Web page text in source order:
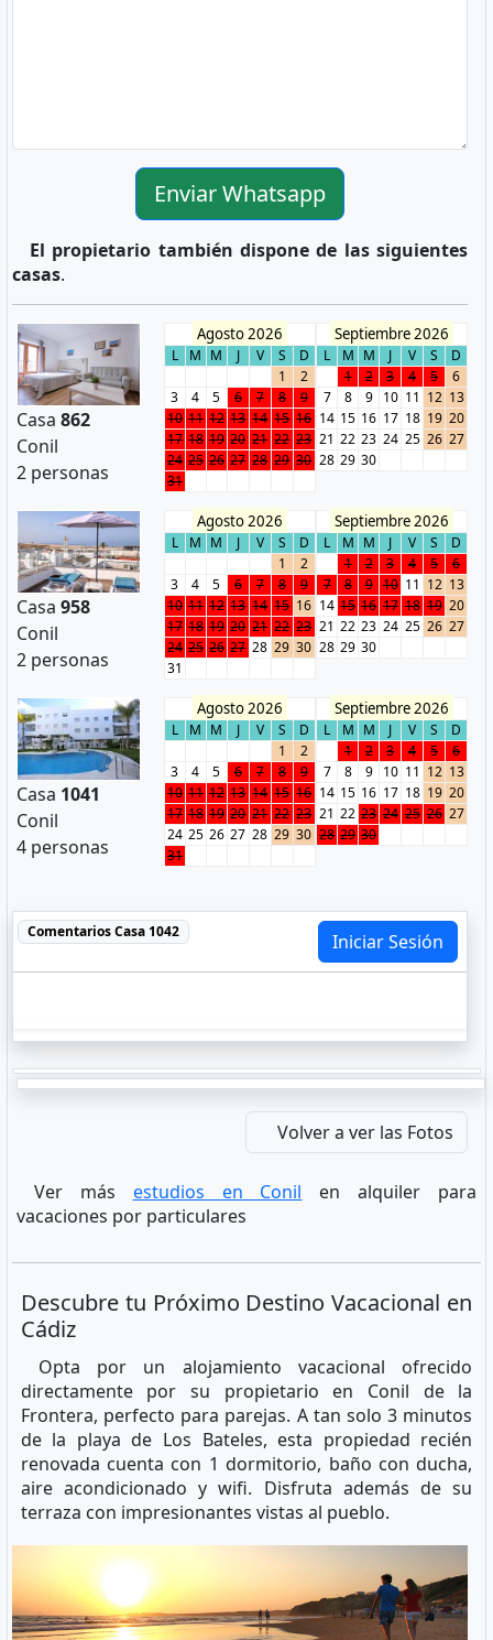
Enviar Whatsapp
El propietario también dispone de las siguientes
casas.
Casa 862
Conil
2 personas
Agosto 2026
L M M J V S
D
1
2
3
4 5 6 7 8
9
10 11 12 13 14 15 16
17 18 19 20 21 22 23
24 25 26 27 28 29 30
31
Septiembre 2026
L M M J V S
D
1
2 3 4 5
6
7
8 9 10 11 12 13
14 15 16 17 18 19 20
21 22 23 24 25 26 27
28 29 30
Casa 958
Conil
2 personas
Agosto 2026
L M M J V S
D
1
2
3
4 5 6 7 8
9
10 11 12 13 14 15 16
17 18 19 20 21 22 23
24 25 26 27 28 29 30
31
Septiembre 2026
L M M J V S
D
1
2 3 4 5
6
7
8 9 10 11 12 13
14 15 16 17 18 19 20
21 22 23 24 25 26 27
28 29 30
Casa 1041
Conil
4 personas
Agosto 2026
L M M J V S
D
1
2
3
4 5 6 7 8
9
10 11 12 13 14 15 16
17 18 19 20 21 22 23
24 25 26 27 28 29 30
31
Septiembre 2026
L M M J V S
D
1
2 3 4 5
6
7
8 9 10 11 12 13
14 15 16 17 18 19 20
21 22 23 24 25 26 27
28 29 30
ComentariosCasa 1042 Iniciar Sesión
Volver a ver las Fotos
Ver más estudios en Conil en alquiler para
vacaciones por particulares
Descubre tu Próximo Destino Vacacional en
Cádiz
Opta por un alojamiento vacacional ofrecido
directamente por su propietario en Conil de la
Frontera, perfecto para parejas. A tan solo 3 minutos
de la playa de Los Bateles, esta propiedad recién
renovada cuenta con 1 dormitorio, baño con ducha,
aire acondicionado y wifi. Disfruta además de su
terraza con impresionantes vistas al pueblo.